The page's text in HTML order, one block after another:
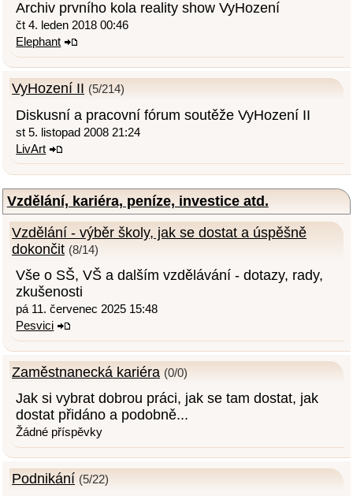
Archiv prvního kola reality show VyHození
čt 4. leden 2018 00:46
Elephant
VyHození II (5/214)
Diskusní a pracovní fórum soutěže VyHození II
st 5. listopad 2008 21:24
LivArt
Vzdělání, kariéra, peníze, investice atd.
Vzdělání - výběr školy, jak se dostat a úspěšně
dokončit (8/14)
Vše o SŠ, VŠ a dalším vzdělávání - dotazy, rady,
zkušenosti
pá 11. červenec 2025 15:48
Pesvici
Zaměstnanecká kariéra (0/0)
Jak si vybrat dobrou práci, jak se tam dostat, jak
dostat přidáno a podobně...
Žádné příspěvky
Podnikání (5/22)